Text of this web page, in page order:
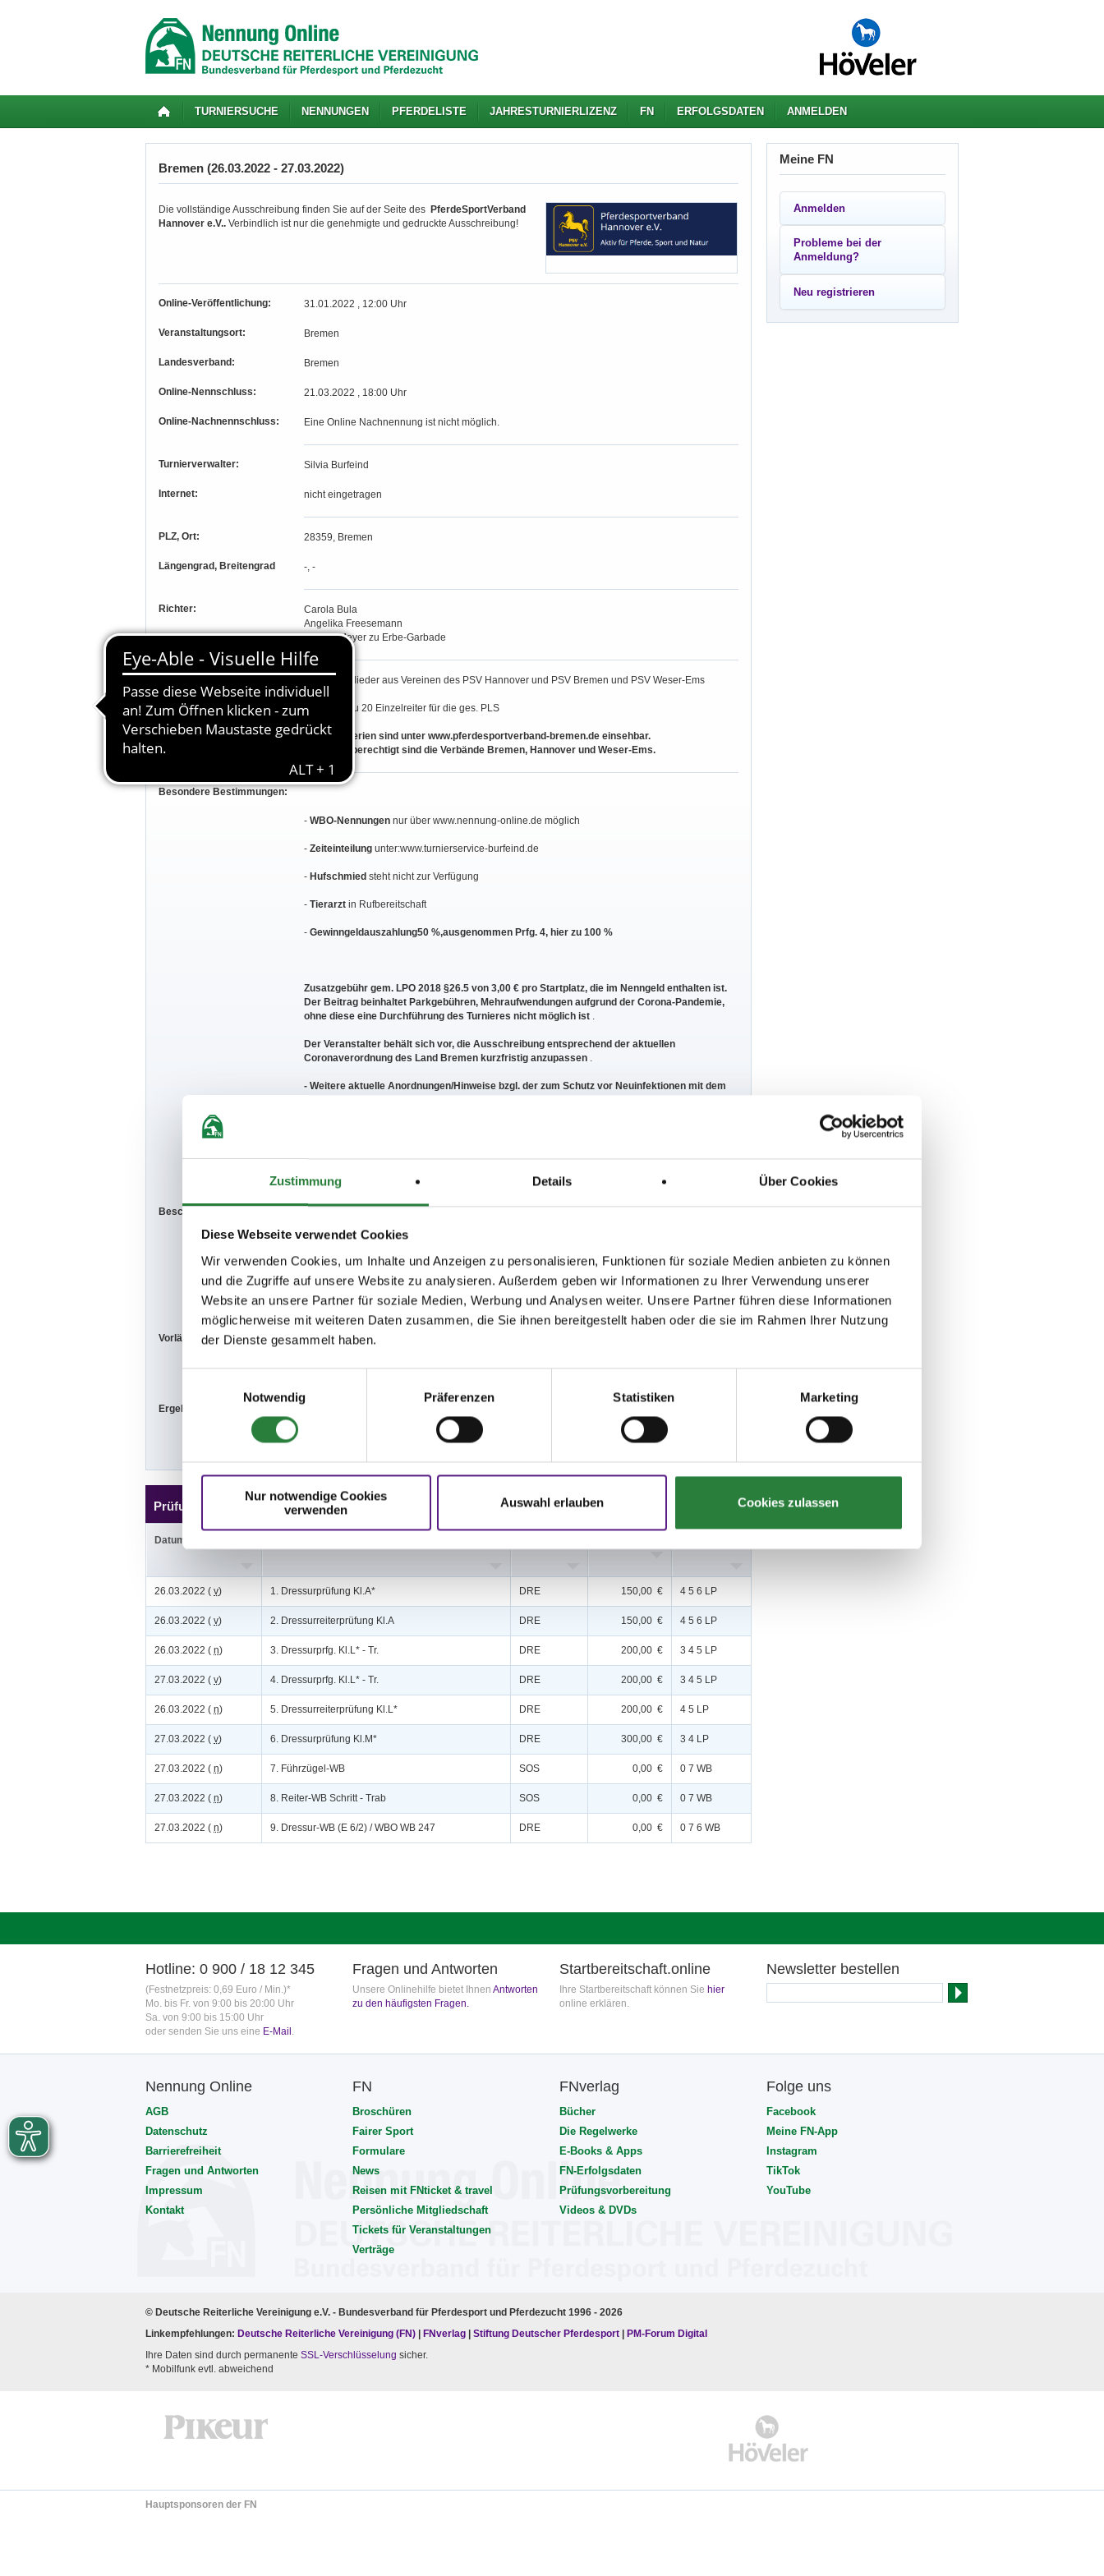
Zustimmung Details Über Cookies
Diese Webseite verwendet Cookies
Wir verwenden Cookies, um Inhalte und Anzeigen zu personalisieren, Funktionen für soziale Medien anbieten zu können
und die Zugriffe auf unsere Website zu analysieren. Außerdem geben wir Informationen zu Ihrer Verwendung unserer
Website an unsere Partner für soziale Medien, Werbung und Analysen weiter. Unsere Partner führen diese Informationen
möglicherweise mit weiteren Daten zusammen, die Sie ihnen bereitgestellt haben oder die sie im Rahmen Ihrer Nutzung
der Dienste gesammelt haben.
Notwendig
Präferenzen Statistiken Marketing
Nur notwendige Cookies
verwenden
Auswahl erlauben Cookies zulassen
TURNIERSUCHE NENNUNGEN PFERDELISTE JAHRESTURNIERLIZENZ FN ERFOLGSDATEN ANMELDEN
Bremen (26.03.2022 - 27.03.2022)
Die vollständige Ausschreibung finden Sie auf der Seite des PferdeSportVerband
Hannover e.V.. Verbindlich ist nur die genehmigte und gedruckte Ausschreibung!
Online-Veröffentlichung: 31.01.2022 , 12:00 Uhr
Veranstaltungsort: Bremen
Landesverband: Bremen
Online-Nennschluss: 21.03.2022 , 18:00 Uhr
Online-Nachnennschluss: Eine Online Nachnennung ist nicht möglich.
Turnierverwalter: Silvia Burfeind
Internet: nicht eingetragen
PLZ, Ort: 28359, Bremen
Längengrad, Breitengrad -, -
Richter:
Carola Bula
Angelika Freesemann
Sabine Meyer zu Erbe-Garbade
Stammmitglieder aus Vereinen des PSV Hannover und PSV Bremen und PSV Weser-Ems
sowie bis zu 20 Einzelreiter für die ges. PLS
Alle Cup Serien sind unter www.pferdesportverband-bremen.de einsehbar.
Teilnahmeberechtigt sind die Verbände Bremen, Hannover und Weser-Ems.
Besondere Bestimmungen:
- WBO-Nennungen nur über www.nennung-online.de möglich
- Zeiteinteilung unter:www.turnierservice-burfeind.de
- Hufschmied steht nicht zur Verfügung
- Tierarzt in Rufbereitschaft
- Gewinngeldauszahlung50 %,ausgenommen Prfg. 4, hier zu 100 %
Zusatzgebühr gem. LPO 2018 §26.5 von 3,00 € pro Startplatz, die im Nenngeld enthalten ist.
Der Beitrag beinhaltet Parkgebühren, Mehraufwendungen aufgrund der Corona-Pandemie,
ohne diese eine Durchführung des Turnieres nicht möglich ist .
Der Veranstalter behält sich vor, die Ausschreibung entsprechend der aktuellen
Coronaverordnung des Land Bremen kurzfristig anzupassen .
- Weitere aktuelle Anordnungen/Hinweise bzgl. der zum Schutz vor Neuinfektionen mit dem
Beschaffenheit der Plätze:
Prüfungshalle: 20x80m, Sand Späne Gemisch
Abreiteplatz: Dressurplatz 20x60m, Sand- Vliesspäne- Gemisch
Vorläufige Zeitenteilung:
Sa. vorm.: 1,2; nachm.: 3,5
Ergebnisse:
Prüfungen
Datum
26.03.2022 ( v) 1. Dressurprüfung Kl.A* DRE 150,00 € 4 5 6 LP
26.03.2022 ( v) 2. Dressurreiterprüfung Kl.A DRE 150,00 € 4 5 6 LP
26.03.2022 ( n) 3. Dressurprfg. Kl.L* - Tr. DRE 200,00 € 3 4 5 LP
27.03.2022 ( v) 4. Dressurprfg. Kl.L* - Tr. DRE 200,00 € 3 4 5 LP
26.03.2022 ( n) 5. Dressurreiterprüfung Kl.L* DRE 200,00 € 4 5 LP
27.03.2022 ( v) 6. Dressurprüfung Kl.M* DRE 300,00 € 3 4 LP
27.03.2022 ( n) 7. Führzügel-WB SOS 0,00 € 0 7 WB
27.03.2022 ( n) 8. Reiter-WB Schritt - Trab SOS 0,00 € 0 7 WB
27.03.2022 ( n) 9. Dressur-WB (E 6/2) / WBO WB 247 DRE 0,00 € 0 7 6 WB
Meine FN
Anmelden
Probleme bei der
Anmeldung?
Neu registrieren
Hotline: 0 900 / 18 12 345
(Festnetzpreis: 0,69 Euro / Min.)*
Mo. bis Fr. von 9:00 bis 20:00 Uhr
Sa. von 9:00 bis 15:00 Uhr
oder senden Sie uns eine E-Mail .
Fragen und Antworten
Unsere Onlinehilfe bietet Ihnen Antworten
zu den häufigsten Fragen.
Startbereitschaft.online
Ihre Startbereitschaft können Sie hier
online erklären.
Newsletter bestellen
Nennung Online
AGB
Datenschutz
Barrierefreiheit
Fragen und Antworten
Impressum
Kontakt
FN
Broschüren
Fairer Sport
Formulare
News
Reisen mit FNticket & travel
Persönliche Mitgliedschaft
Tickets für Veranstaltungen
Verträge
FNverlag
Bücher
Die Regelwerke
E-Books & Apps
FN-Erfolgsdaten
Prüfungsvorbereitung
Videos & DVDs
Folge uns
Facebook
Meine FN-App
Instagram
TikTok
YouTube
© Deutsche Reiterliche Vereinigung e.V. - Bundesverband für Pferdesport und Pferdezucht 1996 - 2026
Linkempfehlungen: Deutsche Reiterliche Vereinigung (FN) FNverlag Stiftung Deutscher Pferdesport
PM-Forum Digital
Ihre Daten sind durch permanente SSL-Verschlüsselung sicher.
* Mobilfunk evtl. abweichend
Hauptsponsoren der FN